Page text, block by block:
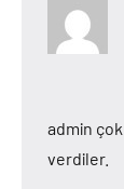
admin
verdiler.